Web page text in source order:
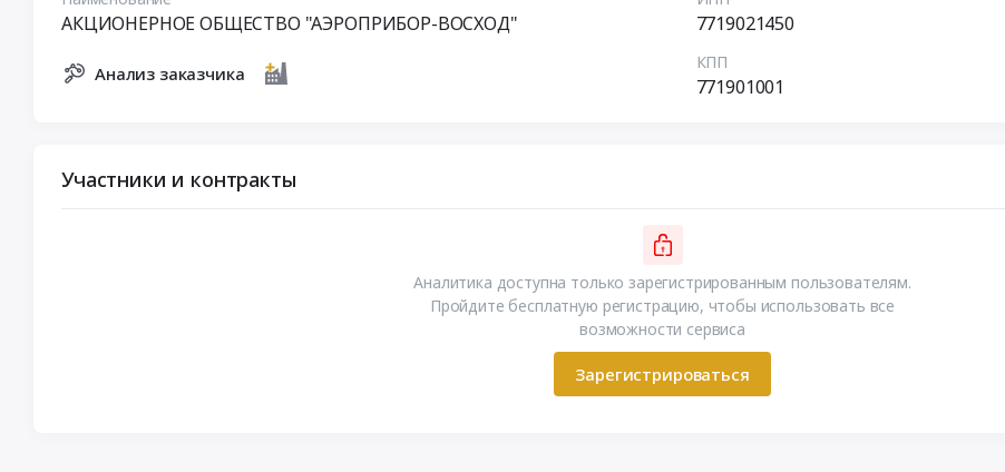
АКЦИОНЕРНОЕ ОБЩЕСТВО "АЭРОПРИБОР-ВОСХОД"
Анализ заказчика
7719021450
КПП
771901001
Участники и контракты
Аналитика доступна только зарегистрированным пользователям.
Пройдите бесплатную регистрацию, чтобы использовать все
возможности сервиса
Зарегистрироваться